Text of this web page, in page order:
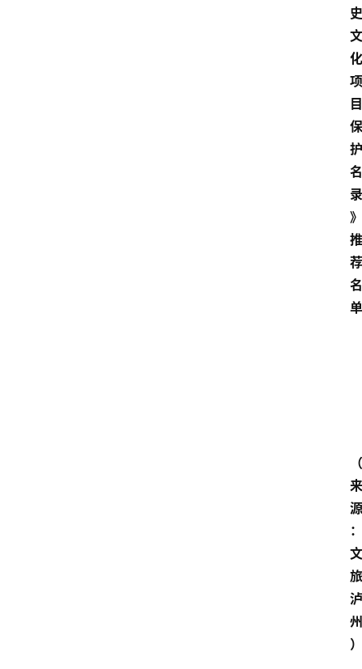
史
文
化
项
目
保
护
名
录
》
推
荐
名
单
（
来
源
：
文
旅
泸
州
）